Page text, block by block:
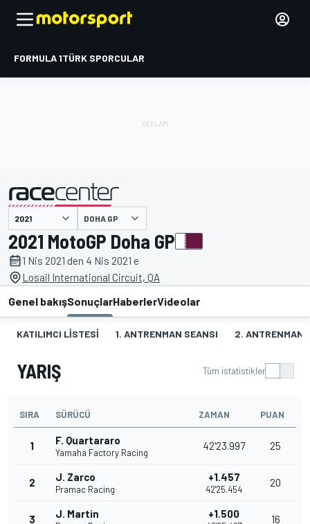
FORMULA 1TÜRK SPORCULAR
DOHA GP
2021 MotoGP Doha GP
1 Nis 2021 den 4 Nis 2021 e
Losail International Circuit, QA
Genel bakışSonuçlarHaberlerVideolar
KATILIMCI LISTESI 1. ANTRENMAN SEANSI 2. ANTRENMAN
YARIŞ Tüm istatistikler
SIRA SÜRÜCÜ ZAMAN PUAN
1 F. Quartararo
Yamaha Factory Racing
42'23.997 25
2 J. Zarco
Pramac Racing
+1.457
42'25.454
20
3 J. Martin +1.500 16